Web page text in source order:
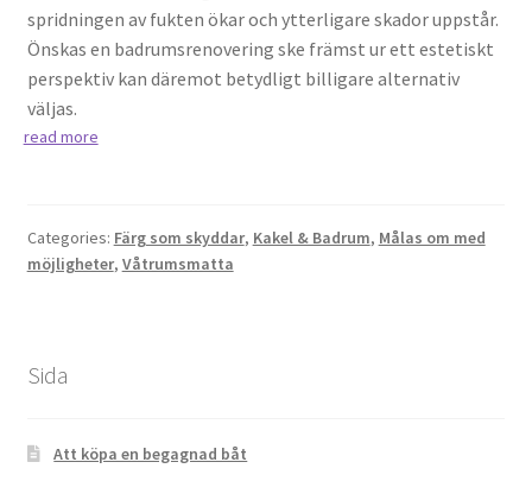
spridningen av fukten ökar och ytterligare skador uppstår.
Önskas en badrumsrenovering ske främst ur ett estetiskt
perspektiv kan däremot betydligt billigare alternativ
väljas.
read more
Categories: Färg som skyddar, Kakel & Badrum, Målas om med
möjligheter, Våtrumsmatta
Sida
Att köpa en begagnad båt